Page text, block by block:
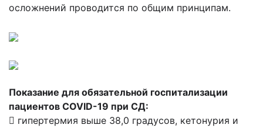
осложнений проводится по общим принципам.
Показание для обязательной госпитализации
пациентов COVID-19 при СД:
 гипертермия выше 38,0 градусов, кетонурия и